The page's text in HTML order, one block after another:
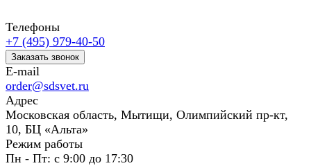
Телефоны
+7 (495) 979-40-50
Заказать звонок
E-mail
order@sdsvet.ru
Адрес
Московская область, Мытищи, Олимпийский пр-кт,
10, БЦ «Альта»
Режим работы
Пн - Пт: с 9:00 до 17:30